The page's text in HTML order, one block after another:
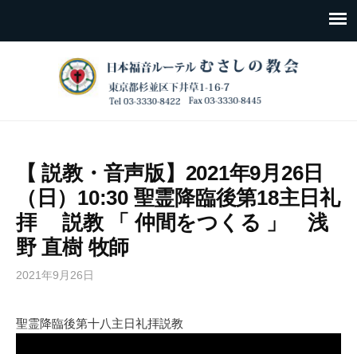
【 説教・音声版】2021年9月26日
（日）10:30 聖霊降臨後第18主日礼
拝 説教 「 仲間をつくる 」 浅
野 直樹 牧師
2021年9月26日
聖霊降臨後第十八主日礼拝説教